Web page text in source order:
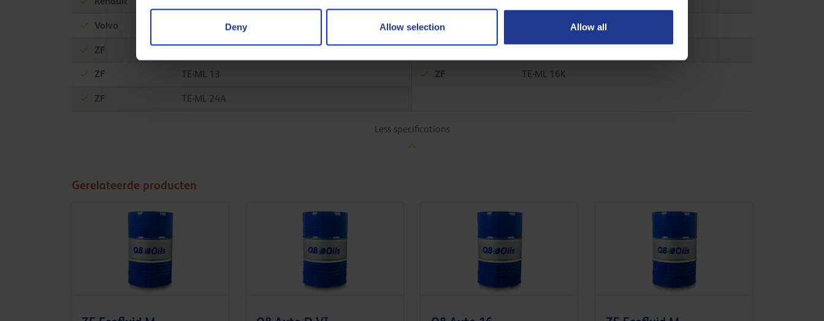
Deny Allow selection Allow all
Volvo 97307 (400.000 km) ZF
ZF ZF
ZF TE-ML 13 ZF TE-ML 16K
ZF TE-ML 24A
Less specifications
Gerelateerde producten